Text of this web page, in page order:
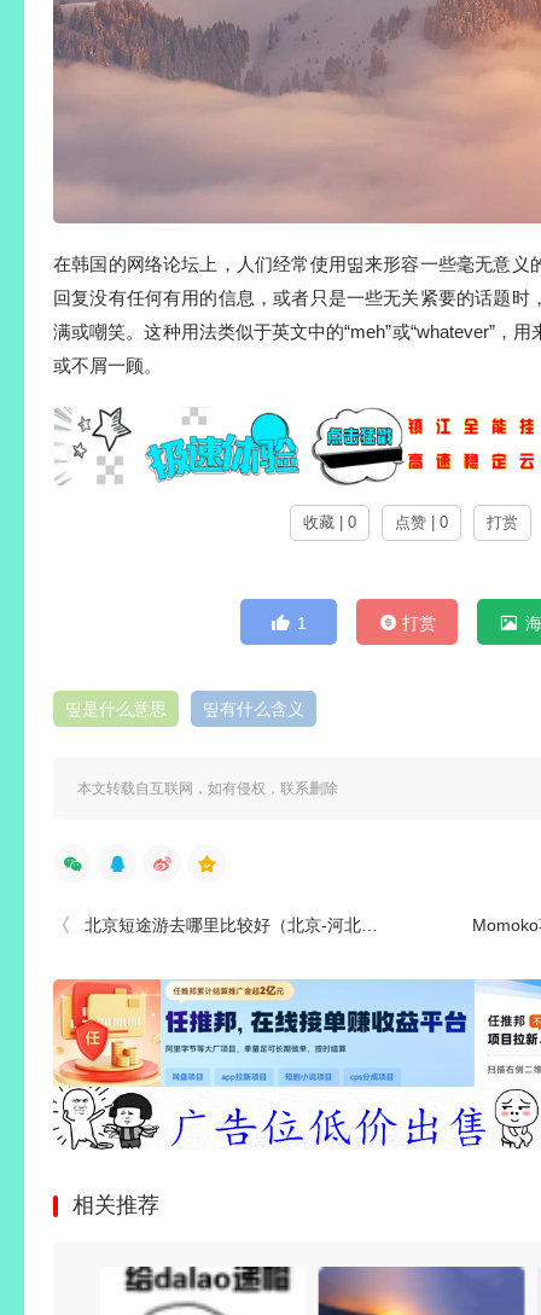
在韩国的网络论坛上，人们经常使用띪来形容一些毫无意义
回复没有任何有用的信息，或者只是一些无关紧要的话题时
满或嘲笑。这种用法类似于英文中的“meh”或“whatever”，
或不屑一顾。
收藏 | 0 点赞 | 0 打赏
1 打赏
띺是什么意思 띺有什么含义
本文转载自互联网，如有侵权，联系删除
北京短途游去哪里比较好（北京-河北攻略）
相关推荐